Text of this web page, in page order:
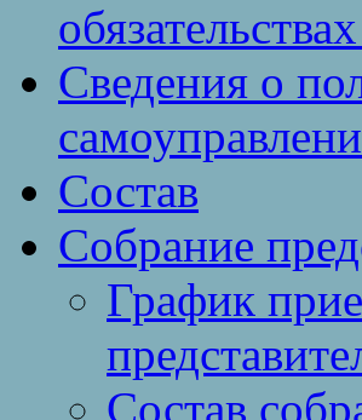
Сведения о
Состав
Собрание
График
Состав